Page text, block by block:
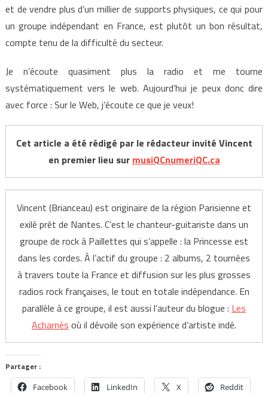
et de vendre plus d’un millier de supports physiques, ce qui pour
un groupe indépendant en France, est plutôt un bon résultat,
compte tenu de la difficulté du secteur.
Je n’écoute quasiment plus la radio et me tourne
systématiquement vers le web. Aujourd’hui je peux donc dire
avec force : Sur le Web, j’écoute ce que je veux!
Cet article a été rédigé par le rédacteur invité Vincent
en premier lieu sur musiQCnumeriQC.ca
Vincent (Brianceau) est originaire de la région Parisienne et
exilé prêt de Nantes. C’est le chanteur-guitariste dans un
groupe de rock à Paillettes qui s’appelle : la Princesse est
dans les cordes. À l’actif du groupe : 2 albums, 2 tournées
à travers toute la France et diffusion sur les plus grosses
radios rock françaises, le tout en totale indépendance. En
parallèle à ce groupe, il est aussi l’auteur du blogue : Les
Acharnés où il dévoile son expérience d’artiste indé.
Partager :
Facebook LinkedIn X Reddit